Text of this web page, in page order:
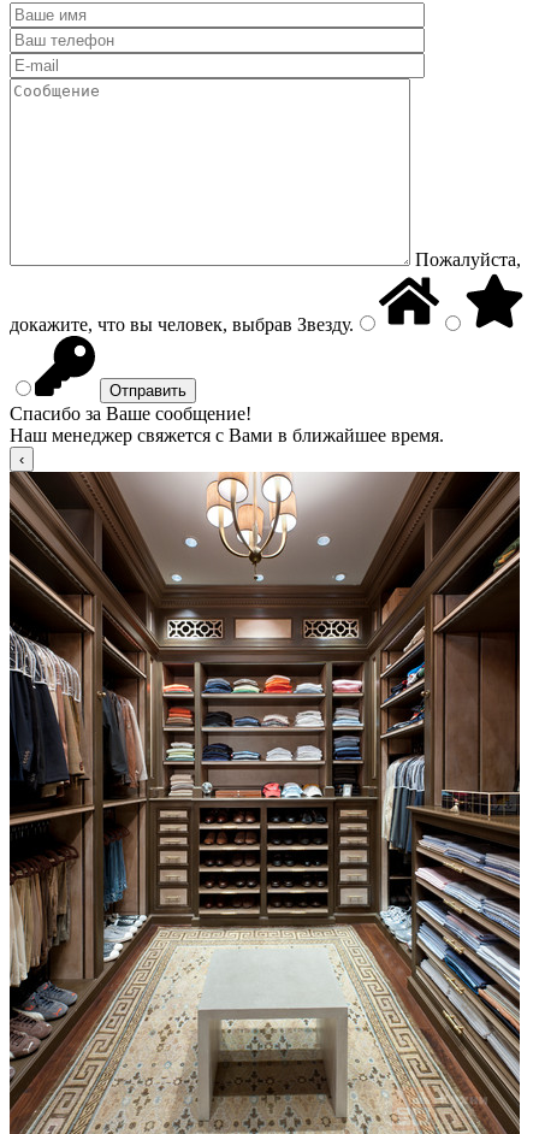
Пожалуйста,
докажите, что вы человек, выбрав Звезду.
Спасибо за Ваше сообщение!
Наш менеджер свяжется с Вами в ближайшее время.